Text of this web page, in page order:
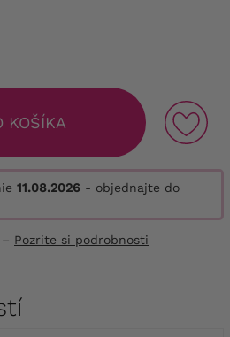
KOŠÍKA
11.08.2026 - objednajte do
Pozrite si podrobnosti